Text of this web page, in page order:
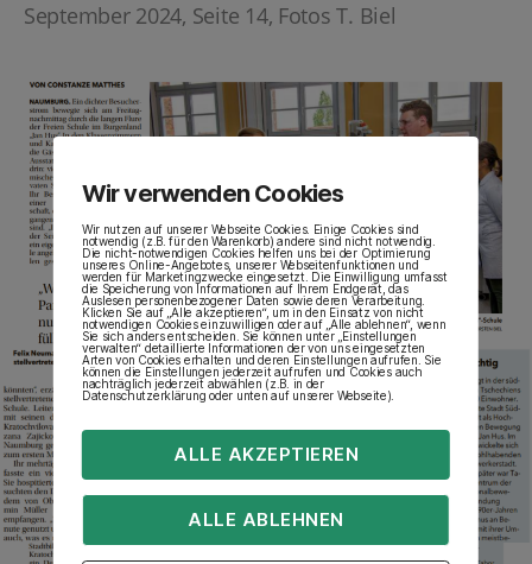
September 2024, Seite 14, Fotos T. Biel
Wir verwenden Cookies
Wir nutzen auf unserer Webseite Cookies. Einige Cookies sind
notwendig (z.B. für den Warenkorb) andere sind nicht notwendig.
Die nicht-notwendigen Cookies helfen uns bei der Optimierung
unseres Online-Angebotes, unserer Webseitenfunktionen und
werden für Marketingzwecke eingesetzt. Die Einwilligung umfasst
die Speicherung von Informationen auf Ihrem Endgerät, das
Auslesen personenbezogener Daten sowie deren Verarbeitung.
Klicken Sie auf „Alle akzeptieren“, um in den Einsatz von nicht
notwendigen Cookies einzuwilligen oder auf „Alle ablehnen“, wenn
Sie sich anders entscheiden. Sie können unter „Einstellungen
verwalten“ detaillierte Informationen der von uns eingesetzten
Arten von Cookies erhalten und deren Einstellungen aufrufen. Sie
können die Einstellungen jederzeit aufrufen und Cookies auch
nachträglich jederzeit abwählen (z.B. in der
Datenschutzerklärung oder unten auf unserer Webseite).
ALLE AKZEPTIEREN
ALLE ABLEHNEN